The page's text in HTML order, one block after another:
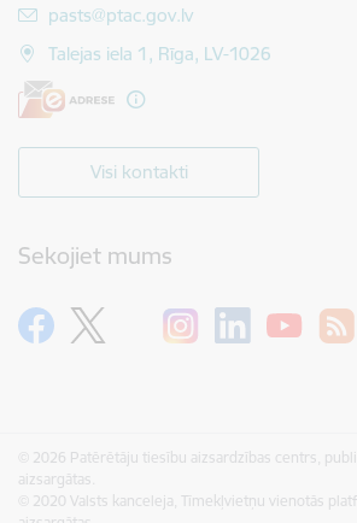
E-pasts:
pasts@ptac.gov.lv
Talejas iela 1, Rīga, LV-1026
Visi kontakti
Sekojiet mums
© 2026 Patērētāju tiesību aizsardzības centrs,
aizsargātas.
© 2020 Valsts kanceleja, Tīmekļvietņu vienotās